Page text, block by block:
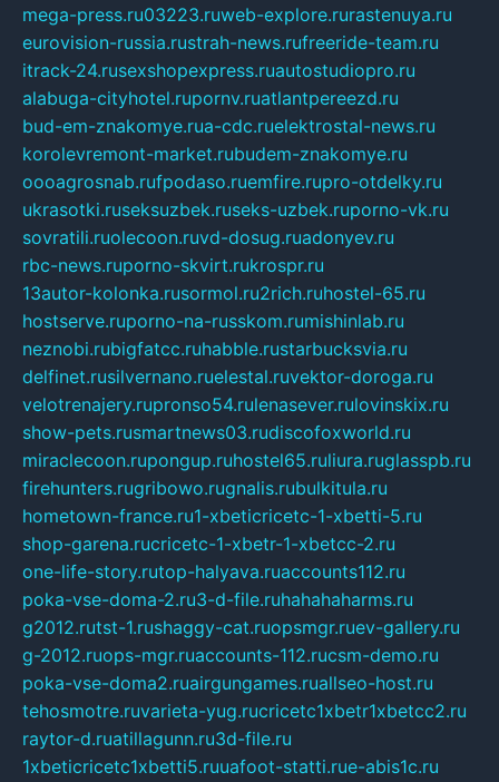
mega-press.ru03223.ruweb-explore.rurastenuya.ru
eurovision-russia.rustrah-news.rufreeride-team.ru
itrack-24.rusexshopexpress.ruautostudiopro.ru
alabuga-cityhotel.rupornv.ruatlantpereezd.ru
bud-em-znakomye.rua-cdc.ruelektrostal-news.ru
korolevremont-market.rubudem-znakomye.ru
oooagrosnab.rufpodaso.ruemfire.rupro-otdelky.ru
ukrasotki.ruseksuzbek.ruseks-uzbek.ruporno-vk.ru
sovratili.ruolecoon.ruvd-dosug.ruadonyev.ru
rbc-news.ruporno-skvirt.rukrospr.ru
13autor-kolonka.rusormol.ru2rich.ruhostel-65.ru
hostserve.ruporno-na-russkom.rumishinlab.ru
neznobi.rubigfatcc.ruhabble.rustarbucksvia.ru
delfinet.rusilvernano.ruelestal.ruvektor-doroga.ru
velotrenajery.rupronso54.rulenasever.rulovinskix.ru
show-pets.rusmartnews03.rudiscofoxworld.ru
miraclecoon.rupongup.ruhostel65.ruliura.ruglasspb.ru
firehunters.rugribowo.rugnalis.rubulkitula.ru
hometown-france.ru1-xbeticricetc-1-xbetti-5.ru
shop-garena.rucricetc-1-xbetr-1-xbetcc-2.ru
one-life-story.rutop-halyava.ruaccounts112.ru
poka-vse-doma-2.ru3-d-file.ruhahahaharms.ru
g2012.rutst-1.rushaggy-cat.ruopsmgr.ruev-gallery.ru
g-2012.ruops-mgr.ruaccounts-112.rucsm-demo.ru
poka-vse-doma2.ruairgungames.ruallseo-host.ru
tehosmotre.ruvarieta-yug.rucricetc1xbetr1xbetcc2.ru
raytor-d.ruatillagunn.ru3d-file.ru
1xbeticricetc1xbetti5.ruuafoot-statti.rue-abis1c.ru